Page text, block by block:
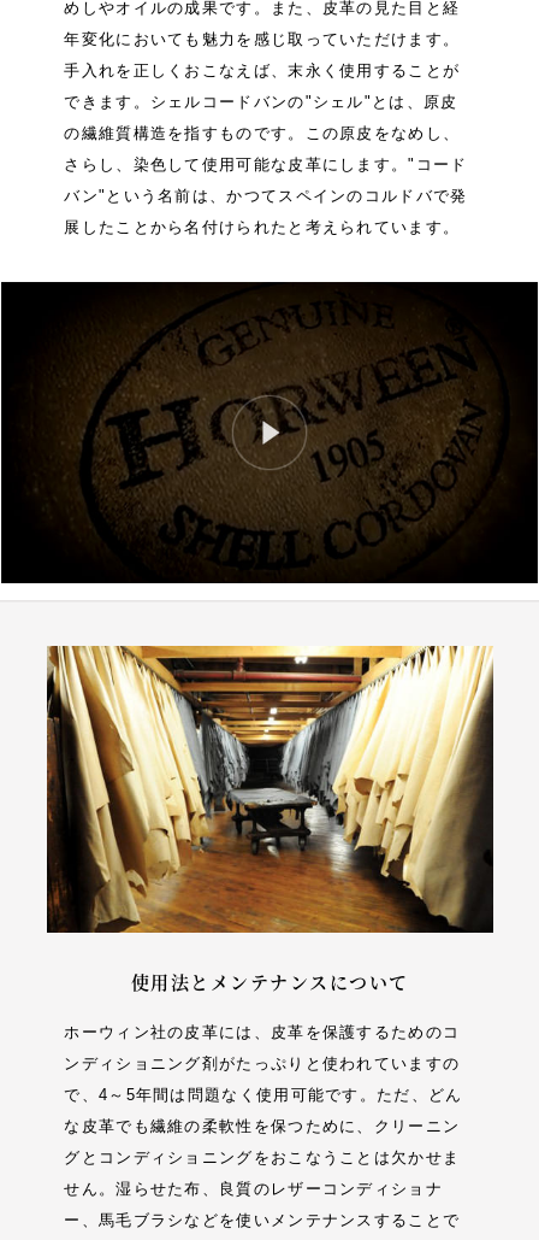
めしやオイルの成果です。また、皮革の見た目と経
年変化においても魅力を感じ取っていただけます。
手入れを正しくおこなえば、末永く使用することが
できます。シェルコードバンの"シェル"とは、原皮
の繊維質構造を指すものです。この原皮をなめし、
さらし、染色して使用可能な皮革にします。"コード
バン"という名前は、かつてスペインのコルドバで発
展したことから名付けられたと考えられています。
使用法とメンテナンスについて
ホーウィン社の皮革には、皮革を保護するためのコ
ンディショニング剤がたっぷりと使われていますの
で、4～5年間は問題なく使用可能です。ただ、どん
な皮革でも繊維の柔軟性を保つために、クリーニン
グとコンディショニングをおこなうことは欠かせま
せん。湿らせた布、良質のレザーコンディショナ
ー、馬毛ブラシなどを使いメンテナンスすることで